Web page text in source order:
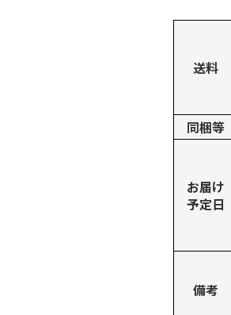
送料
同梱等
お届け
予定日
備考